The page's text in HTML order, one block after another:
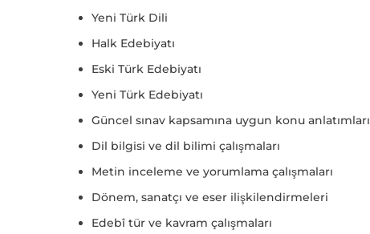
Yeni Türk Dili
Halk Edebiyatı
Eski Türk Edebiyatı
Yeni Türk Edebiyatı
Güncel sınav kapsamına uygun konu anlatımları
Dil bilgisi ve dil bilimi çalışmaları
Metin inceleme ve yorumlama çalışmaları
Dönem, sanatçı ve eser ilişkilendirmeleri
Edebî tür ve kavram çalışmaları